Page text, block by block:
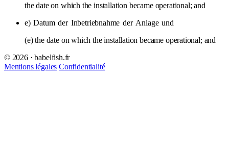
the date on which the installation became operational; and
e) Datum der Inbetriebnahme der Anlage und
(e) the date on which the installation became operational; and
© 2026 · babelfish.fr
Mentions légales Confidentialité